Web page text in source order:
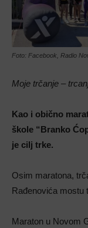
Foto: Facebook, Radio
Moje trčanje –
Kao i obično
škole “Branko
je cilj trke.
Osim maratona,
Rađenovića mostu
Maraton u Novom